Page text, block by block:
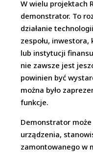
W wielu projektach
demonstrator. To
działanie
zespołu,
lub instytucji
nie zawsze jest
powinien być
można było
funkcje.
Demonstrator
urządzenia,
zamontowanego w